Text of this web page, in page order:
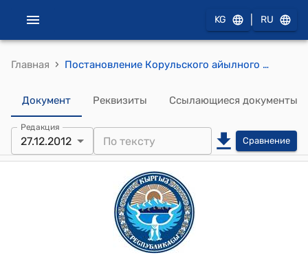
KG RU
Главная › Постановление Корульского айылного кенеша от 27 декабря 2012 года № 1/2 "Об избрании торага Корульского айылного кенеша"
Документ Реквизиты Ссылающиеся документы
Редакция
27.12.2012 Сравнение